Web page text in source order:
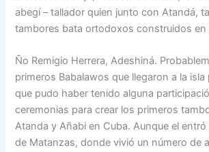
abegí – tallador quien junto con Atandá,
tambores bata ortodoxos construidos en
Ño Remigio Herrera, Adeshiná.
primeros Babalawos que llegaron a la
que pudo haber tenido alguna
ceremonias para crear los primeros
Atanda y Añabi en Cuba. Aunque el entró
de Matanzas, donde vivió un número de